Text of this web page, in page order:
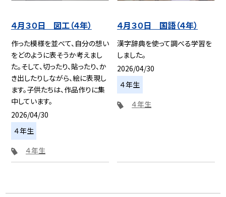
４月３０日 図工（４年）
作った模様を並べて、自分の想い
をどのように表そうか考えまし
た。そして、切ったり、貼ったり、か
き出したりしながら、絵に表現し
ます。子供たちは、作品作りに集
中しています。
2026/04/30
４年生
４年生
４月３０日 国語（４年）
漢字辞典を使って調べる学習を
しました。
2026/04/30
４年生
４年生